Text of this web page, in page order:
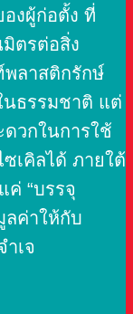
องผู้ก่อตั้ง ที่
ตรต่อสิ่ง
ลาสติกรักษ์
นธรรมชาติ แต่
วกในการใช้
เคิลได้ ภายใต้
“บรรจุ
ลค่าให้กับ
เจ